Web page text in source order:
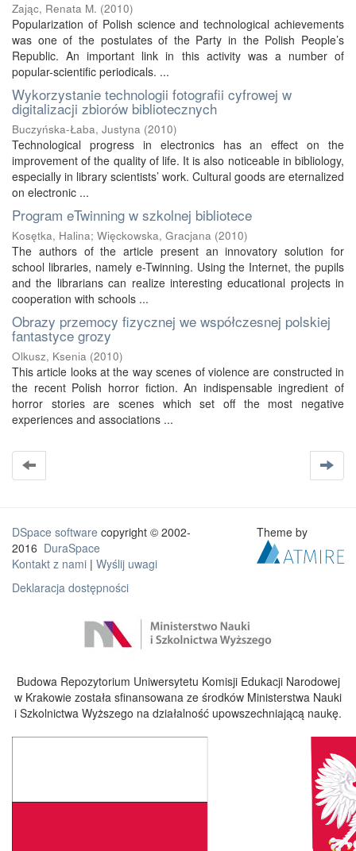
Zając, Renata M. (2010)
Popularization of Polish science and technological achievements
was one of the postulates of the Party in the Polish People’s
Republic. An important link in this activity was a number of
popular-scientific periodicals. ...
Wykorzystanie technologii fotografii cyfrowej w
digitalizacji zbiorów bibliotecznych
Buczyńska-Łaba, Justyna (2010)
Technological progress in electronics has an effect on the
improvement of the quality of life. It is also noticeable in bibliology,
especially in library scientists’ work. Cultural goods are eternalized
on electronic ...
Program eTwinning w szkolnej bibliotece
Kosętka, Halina; Więckowska, Gracjana (2010)
The authors of the article present an innovatory solution for
school libraries, namely e-Twinning. Using the Internet, the pupils
and the librarians can realize interesting educational projects in
cooperation with schools ...
Obrazy przemocy fizycznej we współczesnej polskiej
fantastyce grozy
Olkusz, Ksenia (2010)
This article looks at the way scenes of violence are constructed in
the recent Polish horror fiction. An indispensable ingredient of
horror stories are scenes which set off the most negative
experiences and associations ...
DSpace software copyright © 2002-
2016 DuraSpace
Kontakt z nami | Wyślij uwagi
Deklaracja dostępności
Theme by
Budowa Repozytorium Uniwersytetu Komisji Edukacji Narodowej
w Krakowie została sfinansowana ze środków Ministerstwa Nauki
i Szkolnictwa Wyższego na działalność upowszechniającą naukę.